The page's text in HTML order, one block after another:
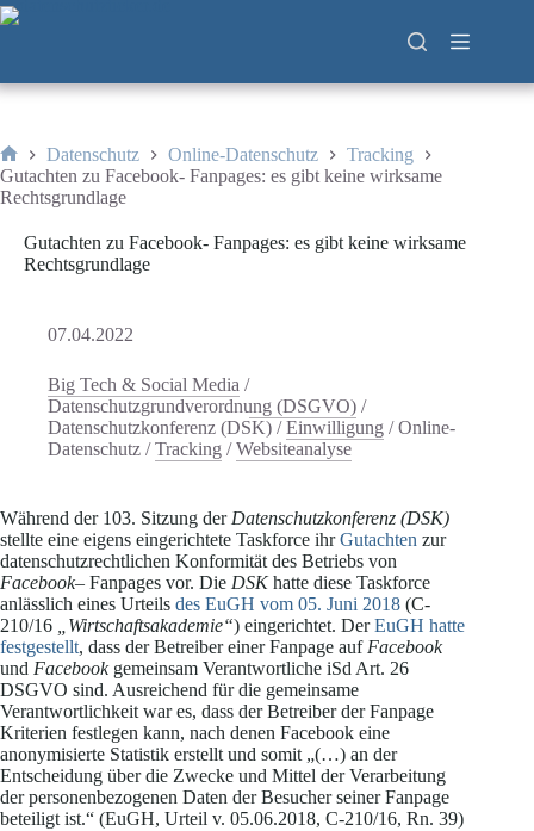
Zum
Inhalt
Start
Datenschutz Online-Datenschutz
Tracking
Gutachten zu Facebook- Fanpages: es gibt keine wirksame
Rechtsgrundlage
Gutachten zu Facebook- Fanpages: es gibt keine wirksame
Rechtsgrundlage
07.04.2022
Big Tech & Social Media /
Datenschutzgrundverordnung (DSGVO) /
Datenschutzkonferenz (DSK) /Einwilligung /Online-
Datenschutz /Tracking /Websiteanalyse
Während der 103. Sitzung der Datenschutzkonferenz (DSK)
stellte eine eigens eingerichtete Taskforce ihrGutachten zur
datenschutzrechtlichen Konformität des Betriebs von
Facebook– Fanpages vor. Die DSKhatte diese Taskforce
anlässlich eines Urteils des EuGH vom 05. Juni 2018 (C-
210/16
„Wirtschaftsakademie“) eingerichtet. DerEuGH hatte
festgestellt, dass der Betreiber einer Fanpage auf Facebook
und Facebook gemeinsam Verantwortliche iSd Art. 26
DSGVO sind. Ausreichend für die gemeinsame
Verantwortlichkeit war es, dass der Betreiber der Fanpage
Kriterien festlegen kann, nach denen Facebook eine
anonymisierte Statistik erstellt und somit „(…) an der
Entscheidung über die Zwecke und Mittel der Verarbeitung
der personenbezogenen Daten der Besucher seiner Fanpage
beteiligt ist.“ (EuGH, Urteil v. 05.06.2018, C-210/16, Rn. 39)